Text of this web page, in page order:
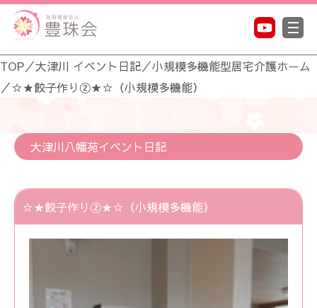
TOP／大津川 イベント日記／小規模多機能型居宅介護ホーム
／☆★餃子作り②★☆（小規模多機能）
大津川八幡苑イベント日記
☆★餃子作り②★☆（小規模多機能）